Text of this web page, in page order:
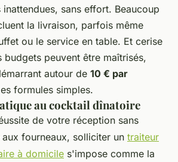
sans effort. Beaucoup
la livraison, parfois même
ou le service en table. Et cerise
budgets peuvent être maîtrisés,
autour de 10 € par
formules simples.
au cocktail dînatoire
de votre réception sans
fourneaux, solliciter un traiteur
à domicile s'impose comme la